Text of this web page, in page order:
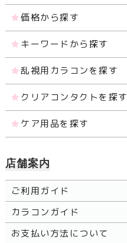
価格から探す
キーワードから探す
乱視用カラコンを探す
クリアコンタクトを探す
ケア用品を探す
店舗案内
ご利用ガイド
カラコンガイド
お支払い方法について